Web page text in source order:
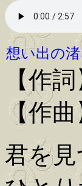
想い出の渚
【作
【作
君を